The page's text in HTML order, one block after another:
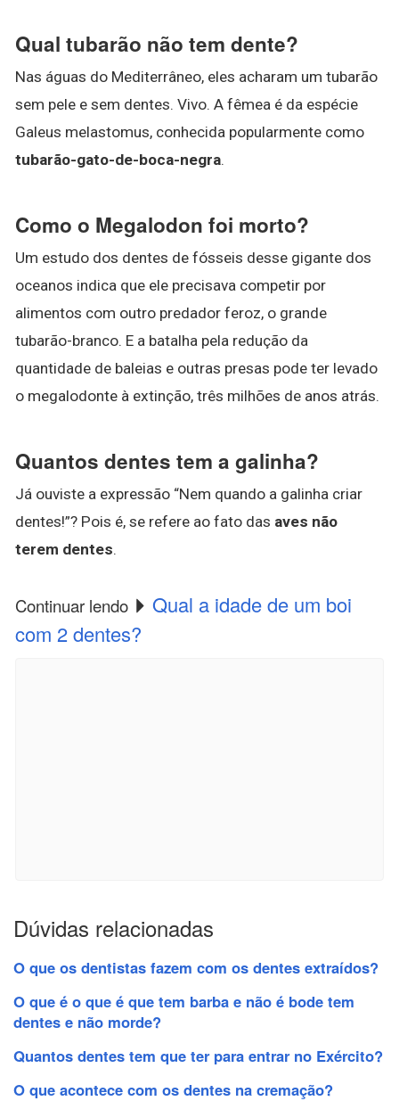
Qual tubarão não tem dente?
Nas águas do Mediterrâneo, eles acharam um tubarão
sem pele e sem dentes. Vivo. A fêmea é da espécie
Galeus melastomus, conhecida popularmente como
tubarão-gato-de-boca-negra.
Como o Megalodon foi morto?
Um estudo dos dentes de fósseis desse gigante dos
oceanos indica que ele precisava competir por
alimentos com outro predador feroz, o grande
tubarão-branco. E a batalha pela redução da
quantidade de baleias e outras presas pode ter levado
o megalodonte à extinção, três milhões de anos atrás.
Quantos dentes tem a galinha?
Já ouviste a expressão “Nem quando a galinha criar
dentes!”? Pois é, se refere ao fato das aves não
terem dentes.
Continuar lendo
Qual a idade de um boi
com 2 dentes?
Dúvidas relacionadas
O que os dentistas fazem com os dentes extraídos?
O que é o que é que tem barba e não é bode tem
dentes e não morde?
Quantos dentes tem que ter para entrar no Exército?
O que acontece com os dentes na cremação?